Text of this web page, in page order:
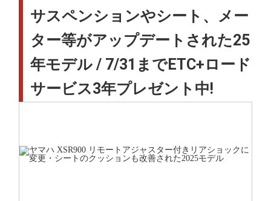
サスペンションやシート、メー
ター等がアップデートされた25
年モデル / 7/31までETC+ロード
サービス3年プレゼント中!